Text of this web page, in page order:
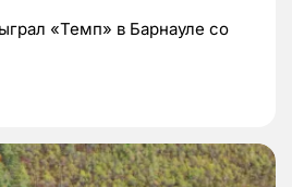
«Темп» в Барнауле со